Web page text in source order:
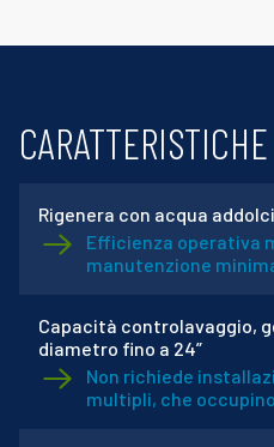
Rigenera con acqua
Efficienza operativa
manutenzione
Capacità controlavaggio,
diametro fino a 24”
Non richiede
multipli, che